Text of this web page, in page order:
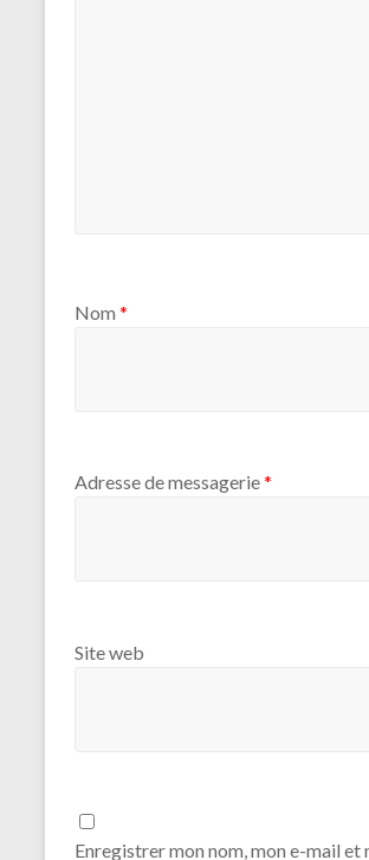
Nom *
Adresse de messagerie*
Site web
Enregistrer mon nom, mon e-mail